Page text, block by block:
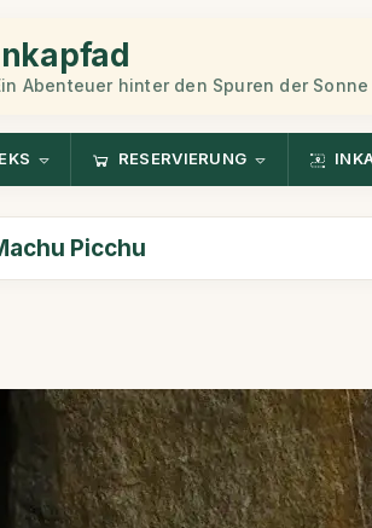
Abenteuer hinter den Spuren der Sonne
RESERVIERUNG
Picchu